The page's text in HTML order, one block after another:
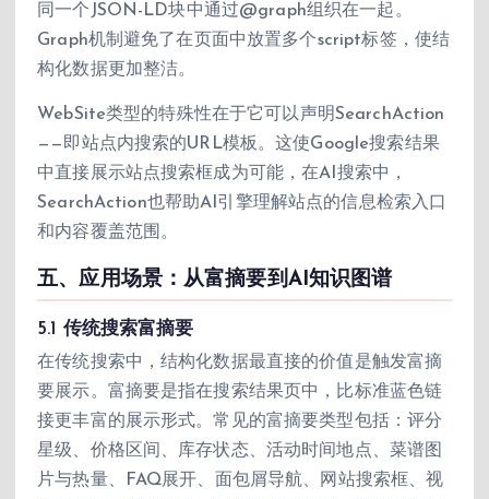
同一个JSON-LD块中通过@graph组织在一起。
Graph机制避免了在页面中放置多个script标签，使结
构化数据更加整洁。
WebSite类型的特殊性在于它可以声明SearchAction
——即站点内搜索的URL模板。这使Google搜索结果
中直接展示站点搜索框成为可能，在AI搜索中，
SearchAction也帮助AI引擎理解站点的信息检索入口
和内容覆盖范围。
五、应用场景：从富摘要到AI知识图谱
5.1 传统搜索富摘要
在传统搜索中，结构化数据最直接的价值是触发富摘
要展示。富摘要是指在搜索结果页中，比标准蓝色链
接更丰富的展示形式。常见的富摘要类型包括：评分
星级、价格区间、库存状态、活动时间地点、菜谱图
片与热量、FAQ展开、面包屑导航、网站搜索框、视